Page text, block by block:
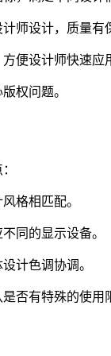
师设计，质量有
便设计师快速应
权问题。
格相匹配。
同的显示设备。
计色调协调。
否有特殊的使用